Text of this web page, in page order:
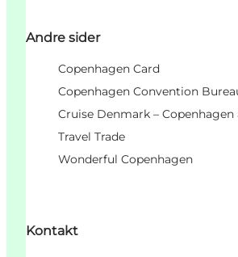
Andre sider
Copenhagen Card
Copenhagen Convention
Cruise Denmark –
Travel Trade
Wonderful Copenhagen
Kontakt